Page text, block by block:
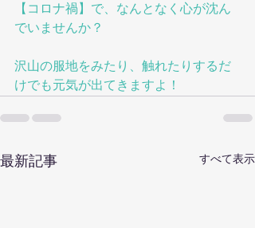
【コロナ禍】で、なんとなく心が沈ん
でいませんか？
沢山の服地をみたり、触れたりするだ
けでも元気が出てきますよ！
最新記事 すべて表示